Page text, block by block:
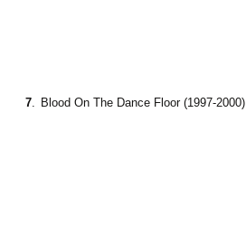
7. Blood On The Dance Floor (1997-2000)